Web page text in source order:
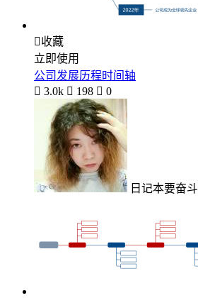
收藏
立即使用
公司发展历程时间轴
 3.0k  198  0
日记本要奋斗